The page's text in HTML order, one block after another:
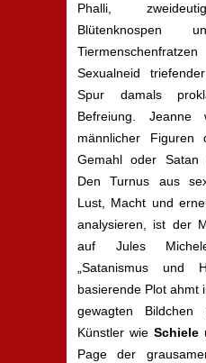
Phalli,
Blütenknospen
Sexualneid
Spur damals
Befreiung. Jeanne
männlicher
Gemahl oder Satan
Den Turnus aus
Lust, Macht und
analysieren, ist der
auf Jules
„Satanismus und
basierende Plot ahmt
gewagten
Künstler wie Schiele
Page der